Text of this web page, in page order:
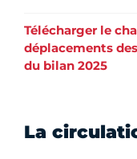
Télécharger le
déplacements
du bilan 2025
La